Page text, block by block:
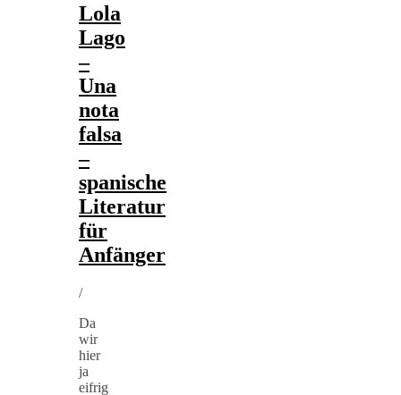
Lola
Lago
–
Una
nota
falsa
–
spanische
Literatur
für
Anfänger
/
Da
wir
hier
ja
eifrig